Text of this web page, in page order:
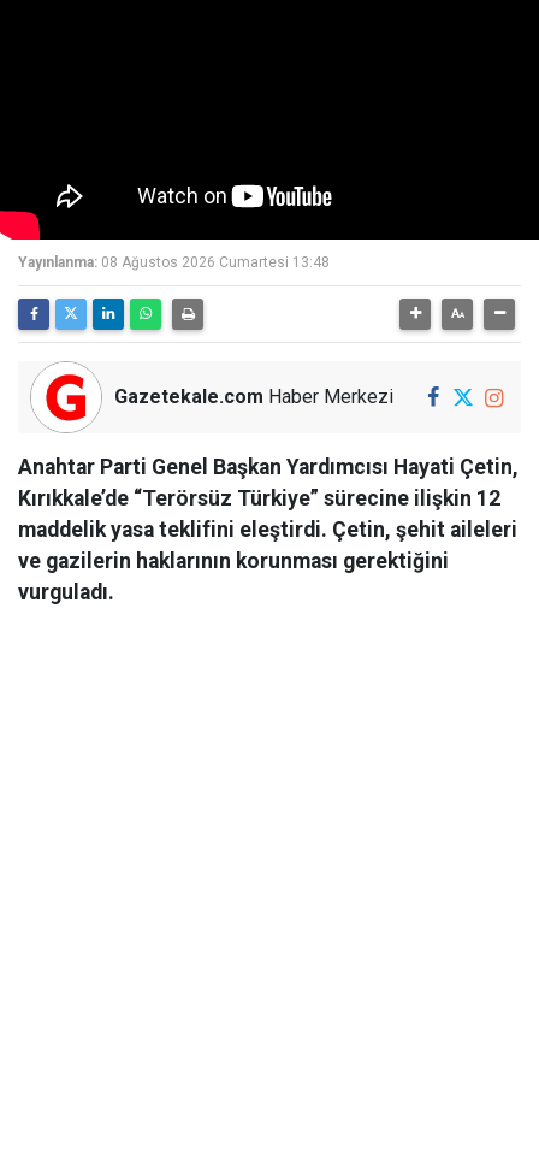
Yayınlanma: 08 Ağustos 2026 Cumartesi 13:48
Gazetekale.com Haber Merkezi
Anahtar Parti Genel Başkan Yardımcısı Hayati Çetin,
Kırıkkale’de “Terörsüz Türkiye” sürecine ilişkin 12
maddelik yasa teklifini eleştirdi. Çetin, şehit aileleri
ve gazilerin haklarının korunması gerektiğini
vurguladı.